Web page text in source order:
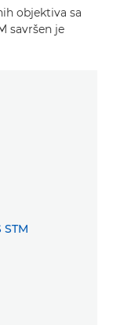
objektiva sa
savršen je